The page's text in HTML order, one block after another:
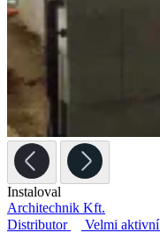
Instaloval
Architechnik Kft.
Distributor
Velmi aktivní